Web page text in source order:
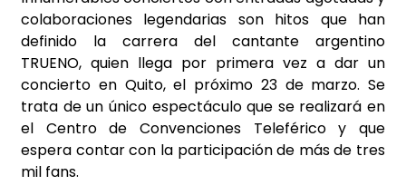
colaboraciones legendarias son hitos que han
definido la carrera del cantante argentino
TRUENO, quien llega por primera vez a dar un
concierto en Quito, el próximo 23 de marzo. Se
trata de un único espectáculo que se realizará en
el Centro de Convenciones Teleférico y que
espera contar con la participación de más de tres
mil fans.